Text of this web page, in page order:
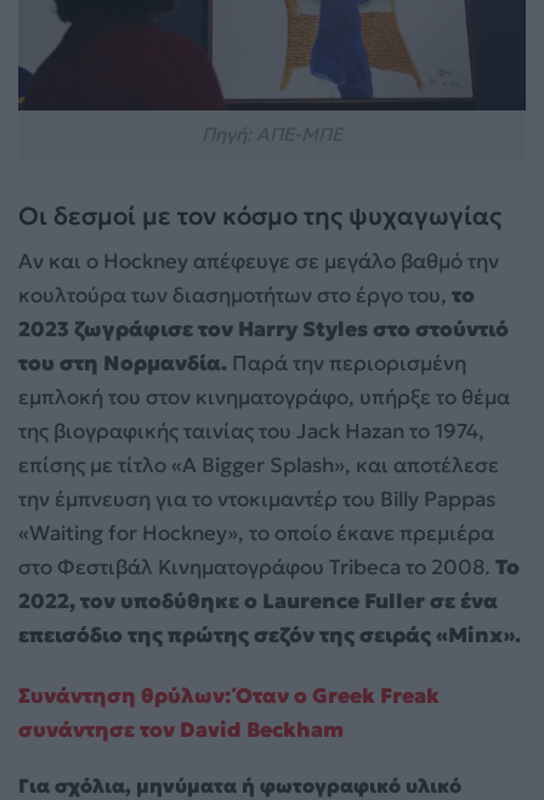
Οι δεσμοί με τον κόσμο της ψυχαγωγίας
Αν και ο Hockney απέφευγε σε μεγάλο βαθμό την
κουλτούρα των διασημοτήτων στο έργο του, το
2023 ζωγράφισε τον Harry Styles στο στούντιό
του στη Νορμανδία. Παρά την περιορισμένη
εμπλοκή του στον κινηματογράφο, υπήρξε το θέμα
της βιογραφικής ταινίας του Jack Hazan το 1974,
επίσης με τίτλο «A Bigger Splash», και αποτέλεσε
την έμπνευση για το ντοκιμαντέρ του Billy Pappas
«Waiting for Hockney», το οποίο έκανε πρεμιέρα
στο Φεστιβάλ Κινηματογράφου Tribeca το 2008. Το
2022, τον υποδύθηκε ο Laurence Fuller σε ένα
επεισόδιο της πρώτης σεζόν της σειράς «Minx».
Συνάντηση θρύλων: Όταν ο Greek Freak
συνάντησε τον David Beckham
Για σχόλια, μηνύματα ή φωτογραφικό υλικό